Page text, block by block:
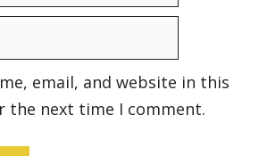
email, and website in this
the next time I comment.